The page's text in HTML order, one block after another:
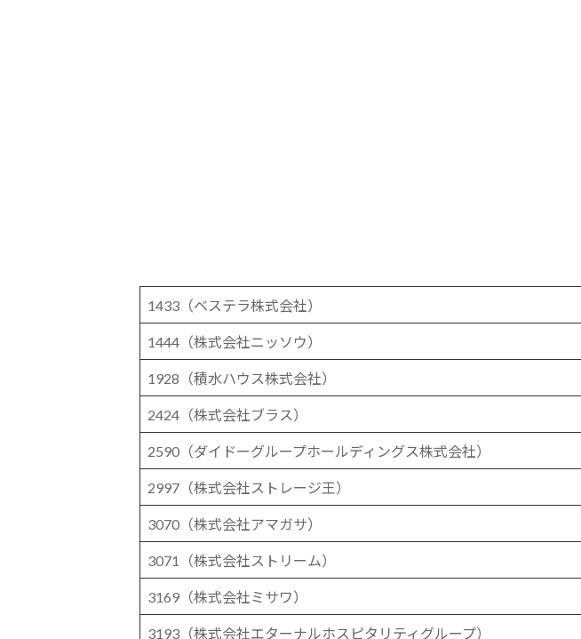
1433（ベステラ株式会社）
1444（株式会社ニッソウ）
1928（積水ハウス株式会社）
2424（株式会社ブラス）
2590（ダイドーグループホールディングス株式会社）
2997（株式会社ストレージ王）
3070（株式会社アマガサ）
3071（株式会社ストリーム）
3169（株式会社ミサワ）
3193（株式会社エターナルホスピタリティグループ）